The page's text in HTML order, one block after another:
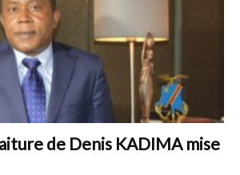
de Denis KADIMA mise